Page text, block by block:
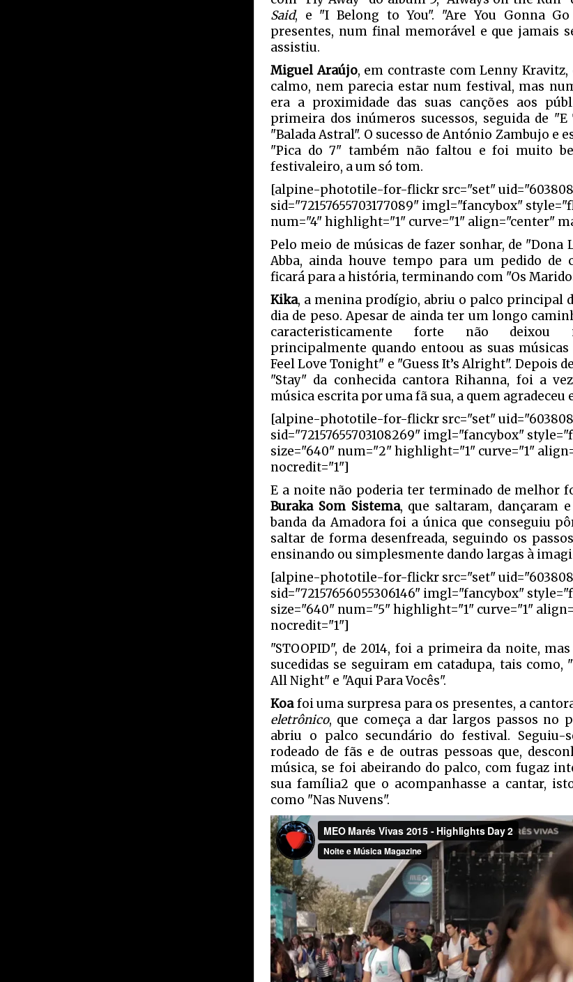
Said, e "I Belong to You". "Are You Gonna
presentes, num final memorável e que jamais
assistiu.
Miguel Araújo, em contraste com Lenny Kravitz,
calmo, nem parecia estar num festival, mas
era a proximidade das suas canções aos
primeira dos inúmeros sucessos, seguida de
"Balada Astral". O sucesso de António Zambujo e
"Pica do 7" também não faltou e foi muito
festivaleiro, a um só tom.
[alpine-phototile-for-flickr src="set"
sid="72157655703177089" imgl="fancybox"
num="4" highlight="1" curve="1" align="center"
Pelo meio de músicas de fazer sonhar, de "Dona
Abba, ainda houve tempo para um pedido de
ficará para a história, terminando com "Os
Kika, a menina prodígio, abriu o palco principal
dia de peso. Apesar de ainda ter um longo
caracteristicamente forte não deixou
principalmente quando entoou as suas músicas
Feel Love Tonight" e "Guess It’s Alright". Depois
"Stay" da conhecida cantora Rihanna, foi a
música escrita por uma fã sua, a quem agradeceu
[alpine-phototile-for-flickr src="set"
sid="72157655703108269" imgl="fancybox"
size="640" num="2" highlight="1" curve="1"
nocredit="1"]
E a noite não poderia ter terminado de melhor
Buraka Som Sistema, que saltaram, dançaram
banda da Amadora foi a única que conseguiu
saltar de forma desenfreada, seguindo os
ensinando ou simplesmente dando largas à
[alpine-phototile-for-flickr src="set"
sid="72157656055306146" imgl="fancybox"
size="640" num="5" highlight="1" curve="1"
nocredit="1"]
"STOOPID", de 2014, foi a primeira da noite,
sucedidas se seguiram em catadupa, tais como,
All Night" e "Aqui Para Vocês".
Koafoi uma surpresa para os presentes, a
eletrônico, que começa a dar largos passos no
abriu o palco secundário do festival. Seguiu-
rodeado de fãs e de outras pessoas que,
música, se foi abeirando do palco, com fugaz
sua família2 que o acompanhasse a cantar,
como "Nas Nuvens".